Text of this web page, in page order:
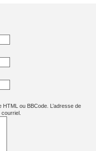
ou BBCode. L’adresse de